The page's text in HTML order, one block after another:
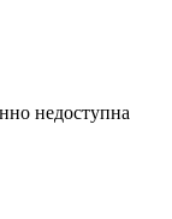
недоступна